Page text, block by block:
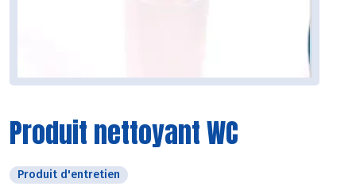
Produit nettoyant WC
Produit d'entretien